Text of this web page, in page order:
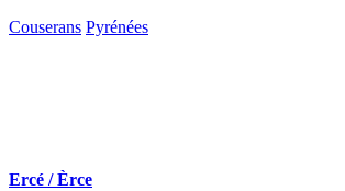
Couserans Pyrénées
Ercé / Èrce